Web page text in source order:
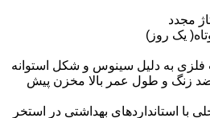
مجدد
یک روز)
فلزی به دلیل سینوس و شکل استوانه
ضد زنگ و طول عمر بالا مخزن پیش
استانداردهای بهداشتی در استخر